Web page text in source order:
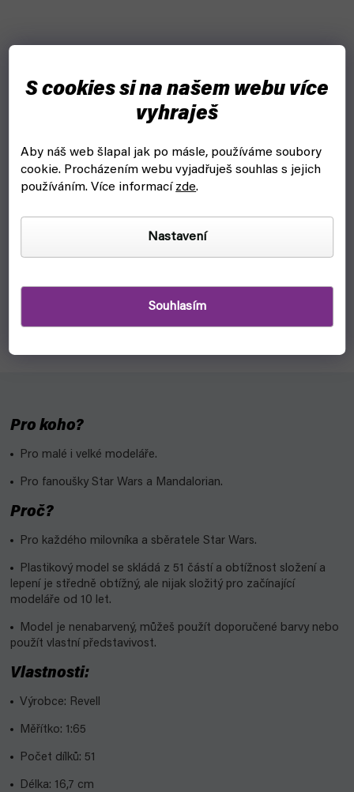
S cookies si na našem webu více
vyhraješ
Aby náš web šlapal jak po másle, používáme soubory
cookie. Procházením webu vyjadřuješ souhlas s jejich
používáním. Více informací zde.
Nastavení
Souhlasím
Star Wars: Y-Wing Starfighter - Model Kit 1:72
Sestav si legendární model hvězdného stíhače Y-Wing
Pro koho?
Pro malé i velké modeláře.
Pro fanoušky Star Wars a Mandalorian.
Proč?
Pro každého milovníka a sběratele Star Wars.
Plastikový model se skládá z 51 částí a obtížnost složení a
lepení je středně obtížný, ale nijak složitý pro začínající
modeláře od 10 let.
Model je nenabarvený, můžeš použít doporučené barvy nebo
použít vlastní představivost.
Vlastnosti:
Výrobce: Revell
Měřítko: 1:65
Počet dílků: 51
Délka: 16,7 cm